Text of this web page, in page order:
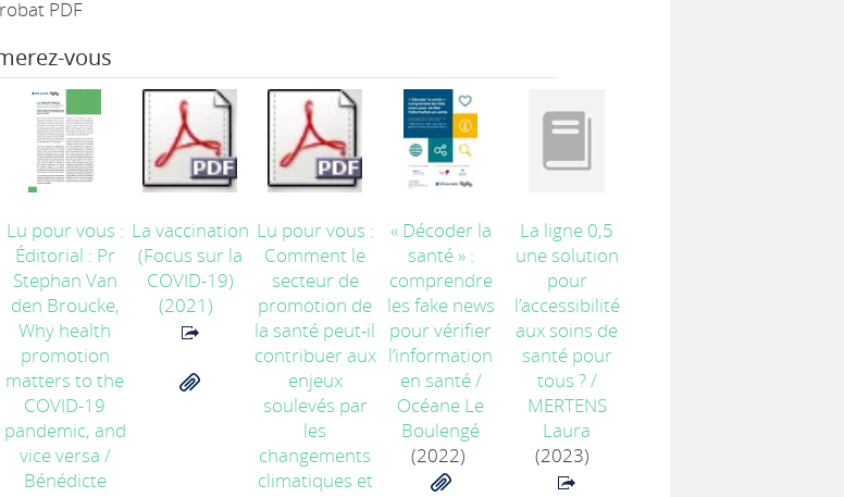
PDF
vous
Lu pour vous :
Éditorial : Pr
Stephan Van
den Broucke,
Why health
promotion
matters to the
COVID-19
pandemic, and
vice versa /
Bénédicte
La vaccination
(Focus sur la
COVID-19)
(2021)
Lu pour vous :
Comment le
secteur de
promotion de
la santé peut-il
contribuer aux
enjeux
soulevés par
les
changements
climatiques et
« Décoder la
santé » :
comprendre
les fake news
pour vérifier
l’information
en santé/
Océane Le
Boulengé
(2022)
La ligne 0,5
une solution
pour
l’accessibilité
aux soins de
santé pour
tous ?/
MERTENS
Laura
(2023)